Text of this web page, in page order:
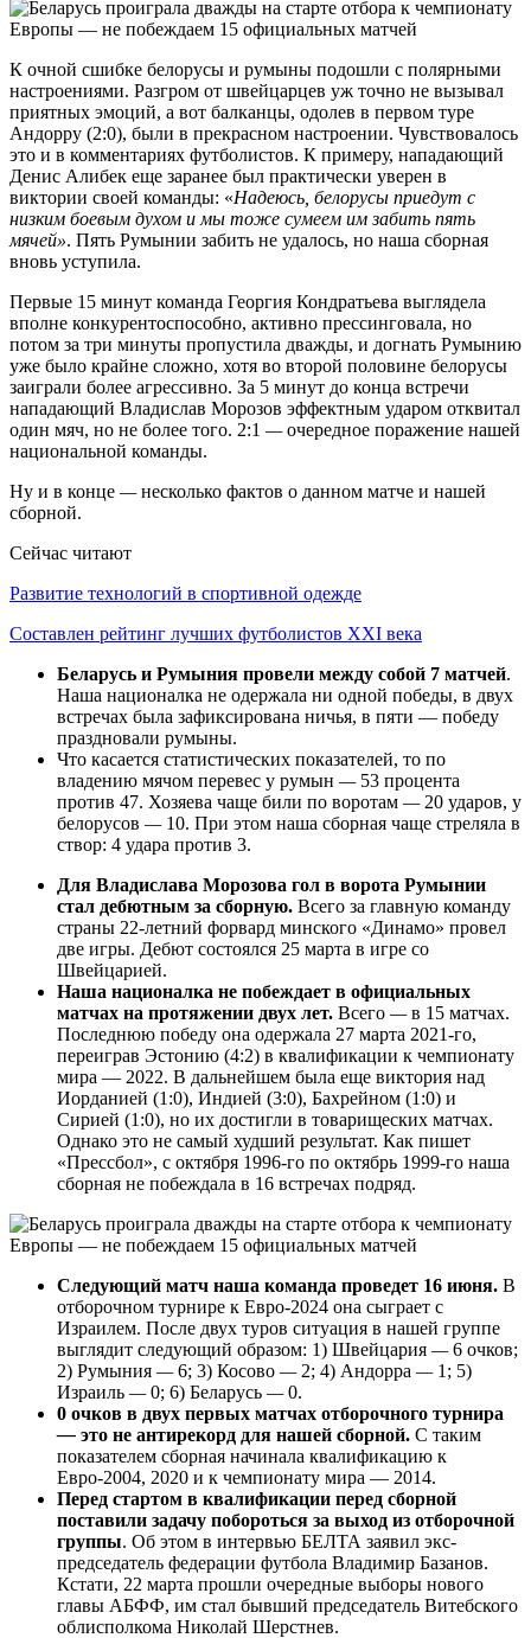
К очной сшибке белорусы и румыны подошли с полярными
настроениями. Разгром от швейцарцев уж точно не вызывал
приятных эмоций, а вот балканцы, одолев в первом туре
Андорру (2:0), были в прекрасном настроении. Чувствовалось
это и в комментариях футболистов. К примеру, нападающий
Денис Алибек еще заранее был практически уверен в
виктории своей команды: «Надеюсь, белорусы приедут с
низким боевым духом и мы тоже сумеем им забить пять
мячей». Пять Румынии забить не удалось, но наша сборная
вновь уступила.
Первые 15 минут команда Георгия Кондратьева выглядела
вполне конкурентоспособно, активно прессинговала, но
потом за три минуты пропустила дважды, и догнать Румынию
уже было крайне сложно, хотя во второй половине белорусы
заиграли более агрессивно. За 5 минут до конца встречи
нападающий Владислав Морозов эффектным ударом отквитал
один мяч, но не более того. 2:1 —очередное поражение нашей
национальной команды.
Ну и в конце —несколько фактов о данном матче и нашей
сборной.
Сейчас читают
Развитие технологий в спортивной одежде
Составлен рейтинг лучших футболистов XXI века
Беларусь и Румыния провели между собой 7 матчей.
Наша националка не одержала ни одной победы, в двух
встречах была зафиксирована ничья, в пяти — победу
праздновали румыны.
Что касается статистических показателей, то по
владению мячом перевес у румын —53 процента
против 47. Хозяева чаще били по воротам —20 ударов, у
белорусов —10. При этом наша сборная чаще стреляла в
створ: 4 удара против 3.
Для Владислава Морозова гол в ворота Румынии
стал дебютным за сборную. Всего за главную команду
страны 22-летний форвард минского «Динамо» провел
две игры. Дебют состоялся 25 марта в игре со
Швейцарией.
Наша националка не побеждает в официальных
матчах на протяжении двух лет. Всего —в 15 матчах.
Последнюю победу она одержала 27 марта 2021-го,
переиграв Эстонию (4:2) в квалификации к чемпионату
мира — 2022. В дальнейшем была еще виктория над
Иорданией (1:0), Индией (3:0), Бахрейном (1:0) и
Сирией (1:0), но их достигли в товарищеских матчах.
Однако это не самый худший результат. Как пишет
«Прессбол», с октября 1996-го по октябрь 1999-го наша
сборная не побеждала в 16 встречах подряд.
Следующий матч наша команда проведет 16 июня. В
отборочном турнире к Евро-2024 она сыграет с
Израилем. После двух туров ситуация в нашей группе
выглядит следующий образом: 1) Швейцария —6 очков;
2) Румыния —6; 3) Косово — 2; 4) Андорра —1; 5)
Израиль —0; 6) Беларусь —0.
0 очков в двух первых матчах отборочного турнира
— это не антирекорд для нашей сборной. С таким
показателем сборная начинала квалификацию к
Евро-2004, 2020 и к чемпионату мира — 2014.
Перед стартом в квалификации перед сборной
поставили задачу побороться за выход из отборочной
группы. Об этом в интервью БЕЛТА заявил экс-
председатель федерации футбола Владимир Базанов.
Кстати, 22 марта прошли очередные выборы нового
главы АБФФ, им стал бывший председатель Витебского
облисполкома Николай Шерстнев.